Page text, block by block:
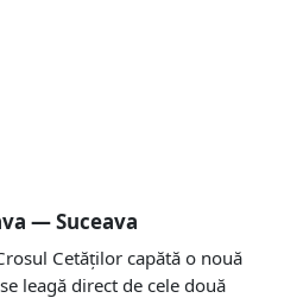
— Suceava
Cetăților capătă o nouă
leagă direct de cele două